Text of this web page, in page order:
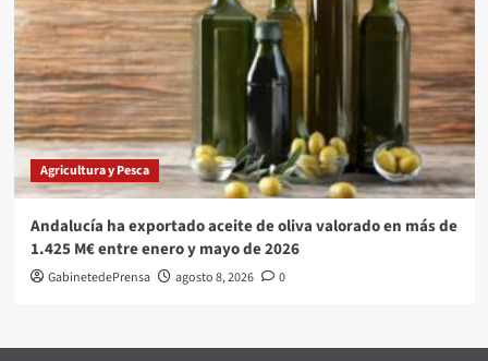
Agricultura y Pesca
Andalucía ha exportado aceite de oliva valorado en más de
1.425 M€ entre enero y mayo de 2026
GabinetedePrensa agosto 8, 2026 0